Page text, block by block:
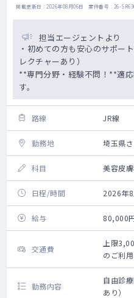
掲載更新日 : 2026年08月06日 案件番号 : 26-
担当エージェントより
・初めての方も安心のサポー
レクチャーあり）
**専門分野・経験不問！**適
す。
路線 JR線
勤務地 埼玉県
科目 美容皮
日程/時間 2026年
給与 80,000
交通費
上限
のご利
クシー
勤務内容
自由診
あり）